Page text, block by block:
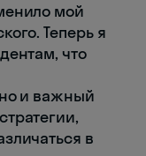
мой
Теперь я
что
и важный
в